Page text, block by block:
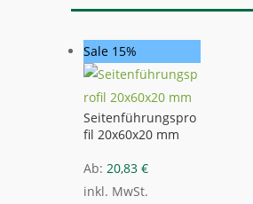
Sale 15%
Seitenführungspro
fil 20x60x20 mm
Ab: 20,83 €
inkl. MwSt.